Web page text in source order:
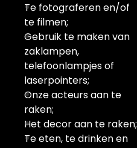
Te fotograferen en/of
te filmen;
Gebruik te maken van
zaklampen,
telefoonlampjes of
laserpointers;
Onze acteurs aan te
raken;
Het decor aan te raken;
Te eten, te drinken en